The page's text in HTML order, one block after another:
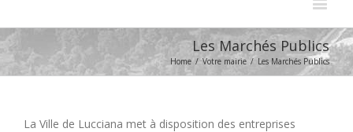
Les Marchés Publics
Home / Votre mairie / Les Marchés Publics
La Ville de Lucciana met à disposition des entreprises